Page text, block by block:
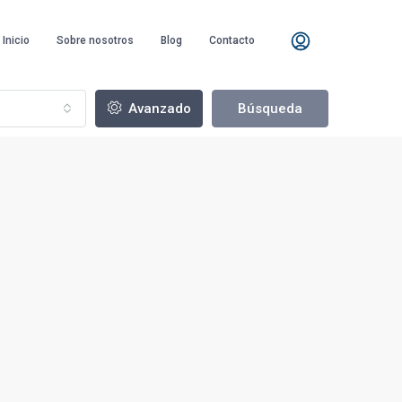
Inicio Sobre nosotros Blog Contacto
Avanzado Búsqueda